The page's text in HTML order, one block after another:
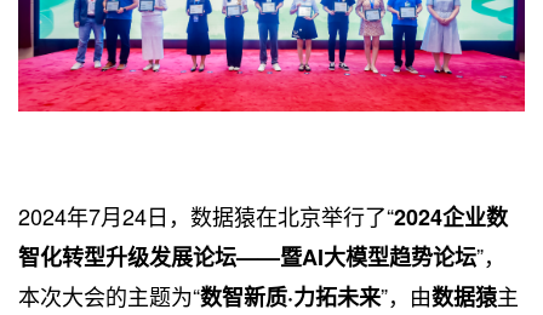
2024年7月24日，数据猿在北京举行了“2024企业数
智化转型升级发展论坛——暨AI大模型趋势论坛”，
本次大会的主题为“数智新质·力拓未来”，由数据猿主